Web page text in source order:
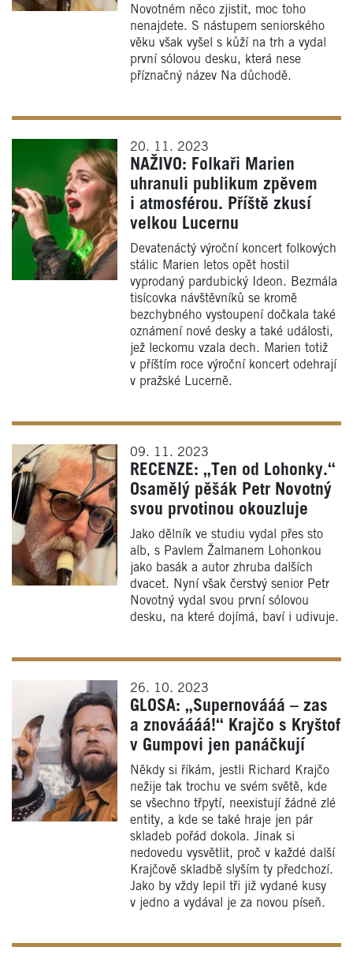
Novotném něco zjistit, moc toho
nenajdete. S nástupem seniorského
věku však vyšel s kůží na trh a vydal
první sólovou desku, která nese
příznačný název Na důchodě.
20. 11. 2023
NAŽIVO: Folkaři Marien
uhranuli publikum zpěvem
i atmosférou. Příště zkusí
velkou Lucernu
Devatenáctý výroční koncert folkových
stálic Marien letos opět hostil
vyprodaný pardubický Ideon. Bezmála
tisícovka návštěvníků se kromě
bezchybného vystoupení dočkala také
oznámení nové desky a také události,
jež leckomu vzala dech. Marien totiž
v příštím roce výroční koncert odehrají
v pražské Lucerně.
09. 11. 2023
RECENZE: „Ten od Lohonky.“
Osamělý pěšák Petr Novotný
svou prvotinou okouzluje
Jako dělník ve studiu vydal přes sto
alb, s Pavlem Žalmanem Lohonkou
jako basák a autor zhruba dalších
dvacet. Nyní však čerstvý senior Petr
Novotný vydal svou první sólovou
desku, na které dojímá, baví i udivuje.
26. 10. 2023
GLOSA: „Supernovááá – zas
a znováááá!“ Krajčo s Kryštof
v Gumpovi jen panáčkují
Někdy si říkám, jestli Richard Krajčo
nežije tak trochu ve svém světě, kde
se všechno třpytí, neexistují žádné zlé
entity, a kde se také hraje jen pár
skladeb pořád dokola. Jinak si
nedovedu vysvětlit, proč v každé další
Krajčově skladbě slyším ty předchozí.
Jako by vždy lepil tři již vydané kusy
v jedno a vydával je za novou píseň.